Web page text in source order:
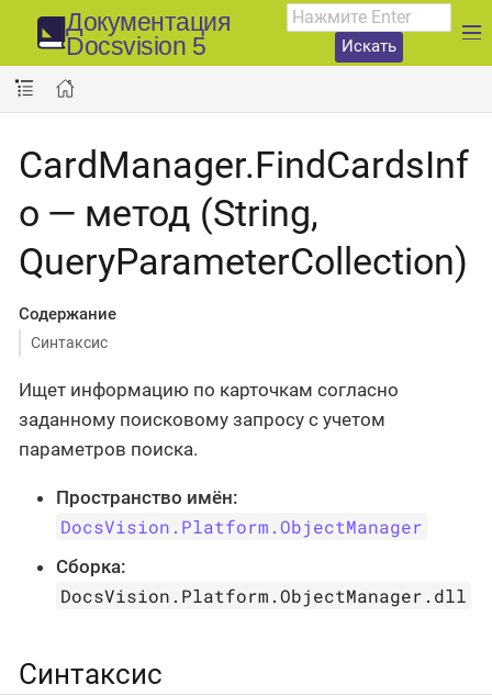
Документация
Docsvision 5
Искать
CardManager.FindCardsInf
o — метод (String,
QueryParameterCollection)
Содержание
Синтаксис
Ищет информацию по карточкам согласно
заданному поисковому запросу с учетом
параметров поиска.
Пространство имён:
DocsVision.Platform.ObjectManager
Сборка:
DocsVision.Platform.ObjectManager.dll
Синтаксис